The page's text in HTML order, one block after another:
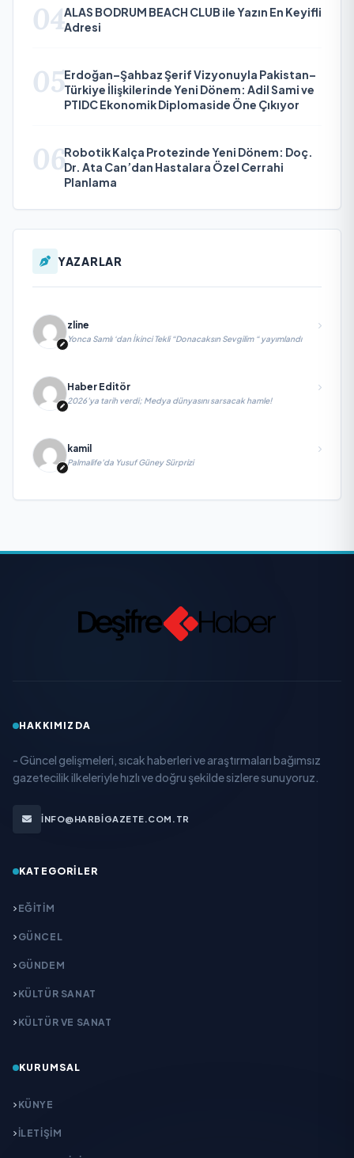
04ALAS BODRUM BEACH CLUB ile Yazın En Keyifli
Adresi
05Erdoğan–Şahbaz Şerif Vizyonuyla Pakistan–
Türkiye İlişkilerinde Yeni Dönem: Adil Sami ve
PTIDC Ekonomik Diplomaside Öne Çıkıyor
06Robotik Kalça Protezinde Yeni Dönem: Doç.
Dr. Ata Can’dan Hastalara Özel Cerrahi
Planlama
YAZARLAR
zline
Yonca Samlı ‘dan İkinci Tekli “Donacaksın Sevgilim “ yayımlandı
Haber Editör
2026’ya tarih verdi; Medya dünyasını sarsacak hamle!
kamil
Palmalife’da Yusuf Güney Sürprizi
HAKKIMIZDA
- Güncel gelişmeleri, sıcak haberleri ve araştırmaları bağımsız
gazetecilik ilkeleriyle hızlı ve doğru şekilde sizlere sunuyoruz.
INFO@HARBIGAZETE.COM.TR
KATEGORILER
EĞITIM
GÜNCEL
GÜNDEM
KÜLTÜR SANAT
KÜLTÜR VE SANAT
KURUMSAL
KÜNYE
İLETIŞIM